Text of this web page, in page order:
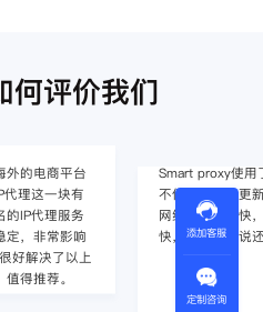
何评价我们
边的海外代理
IP纯净度高，
响应的速度
作为入行不久的
定的难度，这边
心，并且非常专
感觉还是不错的
添加客服
定制咨询